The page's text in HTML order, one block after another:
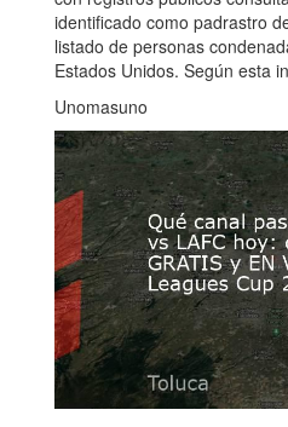
identificado como padrastro
listado de personas
Estados Unidos. Según esta
Unomasuno